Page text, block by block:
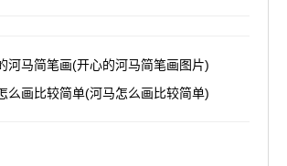
河马简笔画(开心的河马简笔画图片)
么画比较简单(河马怎么画比较简单)